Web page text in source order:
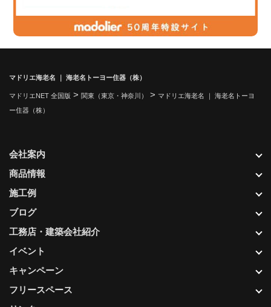
マドリエ海老名 ｜ 海老名トーヨー住器（株）
マドリエNET 全国版 > 関東（東京・神奈川） > マドリエ海老名 ｜ 海老名トーヨ
ー住器（株）
会社案内
商品情報
施工例
ブログ
工務店・建築会社紹介
イベント
キャンペーン
フリースペース